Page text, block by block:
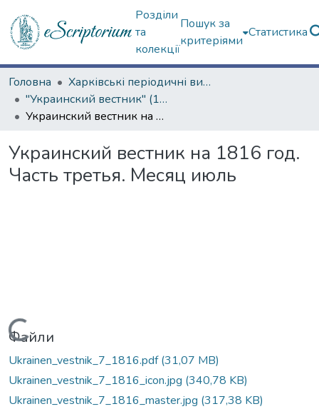
Розділи
та
колекції
Пошук за
критеріями
Статистика
Головна
Харківські періодичні видання
"Украинский вестник" (1816–1819 гг.)
Украинский вестник на 1816 год. Часть третья. Месяц июль
Украинский вестник на 1816 год.
Часть третья. Месяц июль
Вантажиться...
Файли
Ukrainen_vestnik_7_1816.pdf(31,07 MB)
Ukrainen_vestnik_7_1816_icon.jpg (340,78 KB)
Ukrainen_vestnik_7_1816_master.jpg (317,38 KB)